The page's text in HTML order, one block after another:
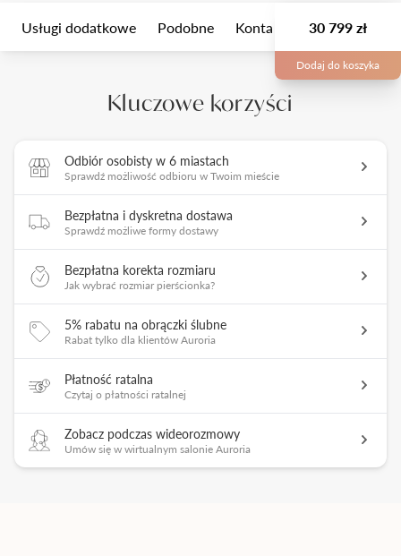
Usługi dodatkowe Podobne Kontakt 30 799 zł
Dodaj do koszyka
Kluczowe korzyści
Odbiór osobisty w 6 miastach
Sprawdź możliwość odbioru w Twoim mieście
Bezpłatna i dyskretna dostawa
Sprawdź możliwe formy dostawy
Bezpłatna korekta rozmiaru
Jak wybrać rozmiar pierścionka?
5% rabatu na obrączki ślubne
Rabat tylko dla klientów Auroria
Płatność ratalna
Czytaj o płatności ratalnej
Zobacz podczas wideorozmowy
Umów się w wirtualnym salonie Auroria